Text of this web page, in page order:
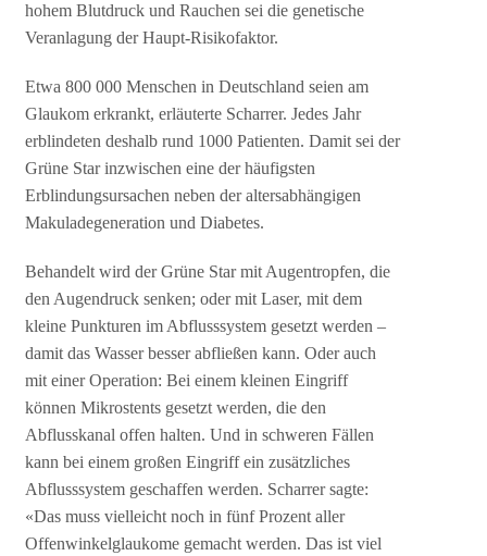
hohem Blutdruck und Rauchen sei die genetische
Veranlagung der Haupt-Risikofaktor.
Etwa 800 000 Menschen in Deutschland seien am
Glaukom erkrankt, erläuterte Scharrer. Jedes Jahr
erblindeten deshalb rund 1000 Patienten. Damit sei der
Grüne Star inzwischen eine der häufigsten
Erblindungsursachen neben der altersabhängigen
Makuladegeneration und Diabetes.
Behandelt wird der Grüne Star mit Augentropfen, die
den Augendruck senken; oder mit Laser, mit dem
kleine Punkturen im Abflusssystem gesetzt werden –
damit das Wasser besser abfließen kann. Oder auch
mit einer Operation: Bei einem kleinen Eingriff
können Mikrostents gesetzt werden, die den
Abflusskanal offen halten. Und in schweren Fällen
kann bei einem großen Eingriff ein zusätzliches
Abflusssystem geschaffen werden. Scharrer sagte:
«Das muss vielleicht noch in fünf Prozent aller
Offenwinkelglaukome gemacht werden. Das ist viel